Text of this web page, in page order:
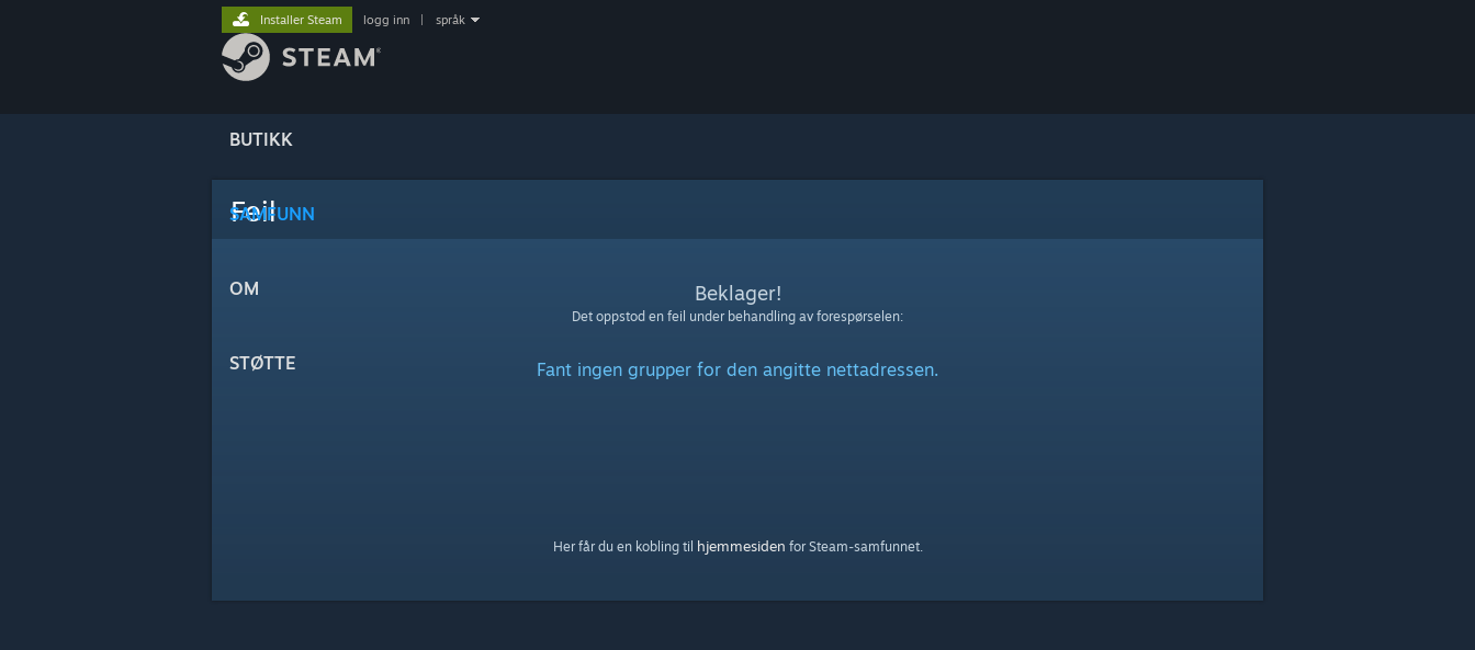
BUTIKK
SAMFUNN
OM
STØTTE
Installer Steam logg inn språk
Feil
Beklager!
Det oppstod en feil under behandling av forespørselen:
Fant ingen grupper for den angitte nettadressen.
Her får du en kobling til hjemmesiden for Steam-samfunnet.